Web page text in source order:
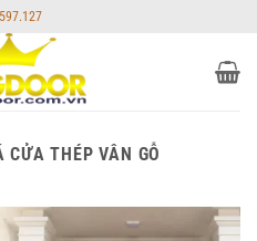
CỬA THÉP VÂN GỖ